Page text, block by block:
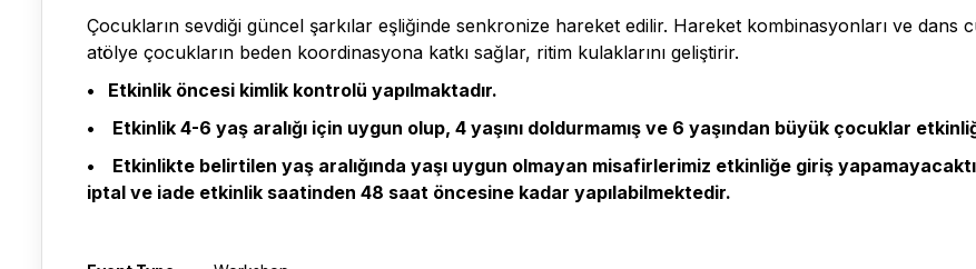
Çocukların sevdiği güncel şarkılar eşliğinde senkronize hareket edilir. Hareket kombinasyonları ve dans
atölye çocukların beden koordinasyona katkı sağlar, ritim kulaklarını geliştirir.
• Etkinlik öncesi kimlik kontrolü yapılmaktadır.
• Etkinlik 4-6 yaş aralığı için uygun olup, 4 yaşını doldurmamış ve 6 yaşından büyük çocuklar
• Etkinlikte belirtilen yaş aralığında yaşı uygun olmayan misafirlerimiz etkinliğe giriş
iptal ve iade etkinlik saatinden 48 saat öncesine kadar yapılabilmektedir.